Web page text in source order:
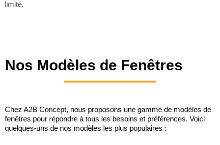
limité.
Nos Modèles de Fenêtres
Chez A2B Concept, nous proposons une gamme de modèles de
fenêtres pour répondre à tous les besoins et préférences. Voici
quelques-uns de nos modèles les plus populaires :